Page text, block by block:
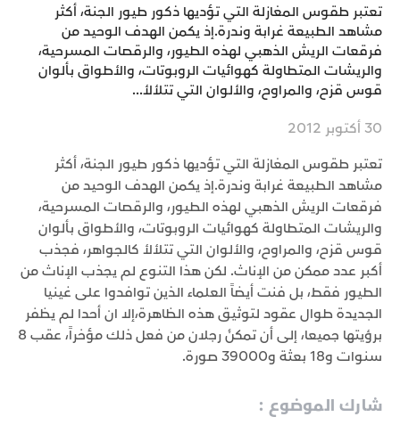
تعتبر طقوس المغازلة التي تؤديها ذكور طيور الجنة، أكثر
مشاهد الطبيعة غرابة وندرة.إذ يكمن الهدف الوحيد من
فرقعات الريش الذهبي لهذه الطيور، والرقصات المسرحية،
والريشات المتطاولة كهوائيات الروبوتات، والأطواق بألوان
قوس قزح، والمراوح، والألوان التي تتلألأ...
30 أكتوبر 2012
تعتبر طقوس المغازلة التي تؤديها ذكور طيور الجنة، أكثر
مشاهد الطبيعة غرابة وندرة.إذ يكمن الهدف الوحيد من
فرقعات الريش الذهبي لهذه الطيور، والرقصات المسرحية،
والريشات المتطاولة كهوائيات الروبوتات، والأطواق بألوان
قوس قزح، والمراوح، والألوان التي تتلألأ كالجواهر، فجذب
أكبر عدد ممكن من الإناث. لكن هذا التنوع لم يجذب الإناث من
الطيور فقط، بل فنت أيضاً العلماء الذين توافدوا على غينيا
الجديدة طوال عقود لتوثيق هذه الظاهرة،إلا ان أحدا لم يظفر
برؤيتها جميعا، إلى أن تمكنٔ رجلان من فعل ذلك مؤخراً، عقب 8
سنوات و18 بعثة و39000 صورة.
شارك الموضوع :